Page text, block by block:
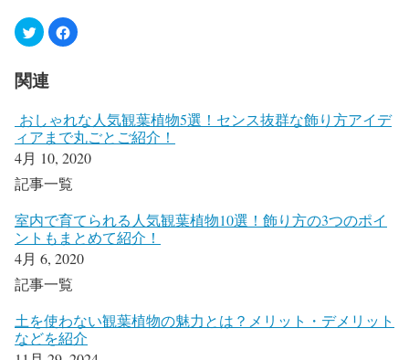
関連
おしゃれな人気観葉植物5選！センス抜群な飾り方アイデ
ィアまで丸ごとご紹介！
4月 10, 2020
記事一覧
室内で育てられる人気観葉植物10選！飾り方の3つのポイ
ントもまとめて紹介！
4月 6, 2020
記事一覧
土を使わない観葉植物の魅力とは？メリット・デメリット
などを紹介